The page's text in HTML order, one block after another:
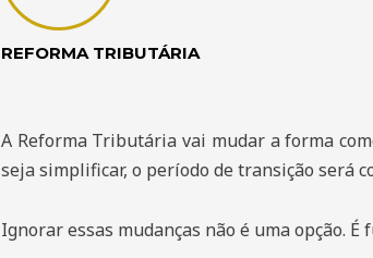
REFORMA TRIBUTÁRIA
A Reforma Tributária vai mudar a forma
seja simplificar, o período de transição será
Ignorar essas mudanças não é uma opção.